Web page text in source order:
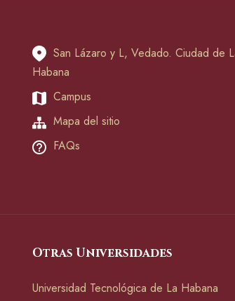
San Lázaro y L, Vedado. Ciudad de
Habana
Campus
Mapa del sitio
FAQs
Otras Universidades
Universidad Tecnológica de La Habana